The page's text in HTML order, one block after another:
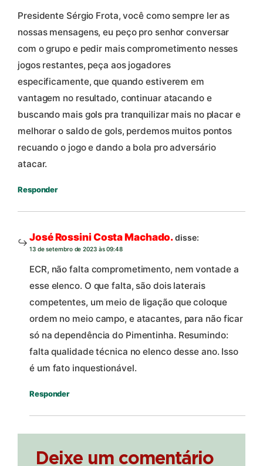
Presidente Sérgio Frota, você como sempre ler as
nossas mensagens, eu peço pro senhor conversar
com o grupo e pedir mais comprometimento nesses
jogos restantes, peça aos jogadores
especificamente, que quando estiverem em
vantagem no resultado, continuar atacando e
buscando mais gols pra tranquilizar mais no placar e
melhorar o saldo de gols, perdemos muitos pontos
recuando o jogo e dando a bola pro adversário
atacar.
Responder
José Rossini Costa Machado.disse:
13 de setembro de 2023 às 09:48
ECR, não falta comprometimento, nem vontade a
esse elenco. O que falta, são dois laterais
competentes, um meio de ligação que coloque
ordem no meio campo, e atacantes, para não ficar
só na dependência do Pimentinha. Resumindo:
falta qualidade técnica no elenco desse ano. Isso
é um fato inquestionável.
Responder
Deixe um comentário